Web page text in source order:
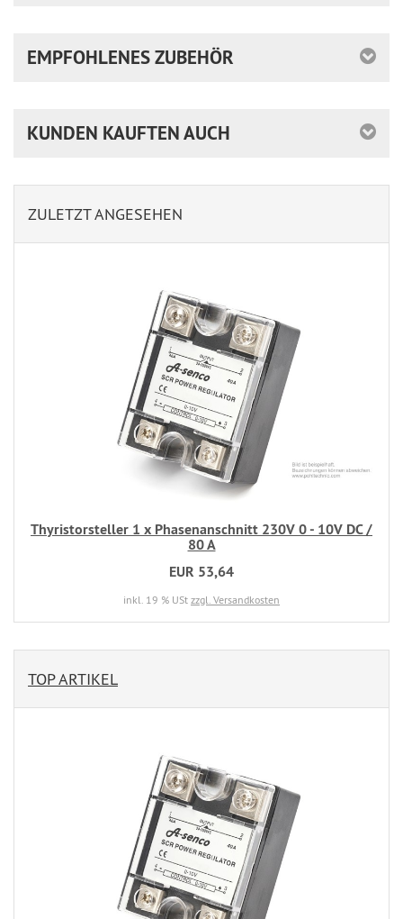
EMPFOHLENES ZUBEHÖR
KUNDEN KAUFTEN AUCH
ZULETZT ANGESEHEN
Thyristorsteller 1 x Phasenanschnitt 230V 0 - 10V DC /
80 A
EUR 53,64
inkl. 19 % USt zzgl. Versandkosten
TOP ARTIKEL